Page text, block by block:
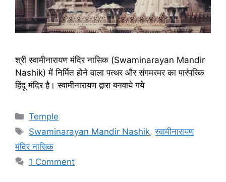
श्री स्वामीनारायण मंदिर नासिक (Swaminarayan Mandir
Nashik) में निर्मित होने वाला पत्थर और संगमरमर का पारंपरिक
हिंदू मंदिर है। स्वामीनारायण द्वारा बनवाये गये
Categories
Temple
Tags
Swaminarayan Mandir Nashik,स्वामीनारायण
मंदिर नासिक
1 Comment